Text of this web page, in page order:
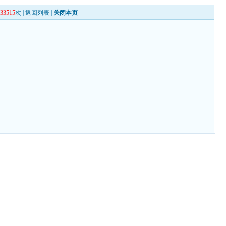
次 |返回列表 关闭本页